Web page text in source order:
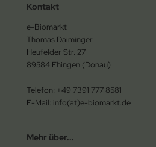
Kontakt
e-Biomarkt
Thomas Daiminger
Heufelder Str. 27
89584 Ehingen (Donau)
Telefon: +49 7391 777 8581
E-Mail: info(at)e-biomarkt.de
Mehr über...